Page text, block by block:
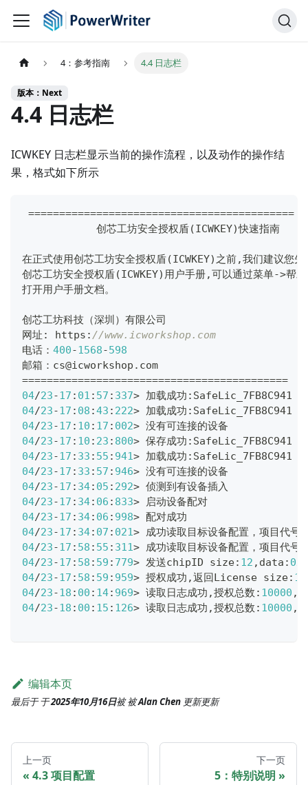
4：参考指南 4.4 日志栏
版本：Next
4.4 日志栏
ICWKEY 日志栏显示当前的操作流程，以及动作的操作结
果，格式如下所示
===========================================
            创芯工坊安全授权盾
(ICWKEY)快速指南
在正式使用创芯工坊安全授权盾(ICWKEY) 之前,我们建议您先
创芯工坊安全授权盾(ICWKEY) 用户手册,可以通过菜单->帮助
打开用户手册文档。
创芯工坊科技（深圳）有限公司
网址 : https : //www.icworkshop.com
电话： 400-1568-598
邮箱：cs@icworkshop .
===========================================
04/23-17 : 01 : 57 : 337> 加载成功 : SafeLic_7FB8C941
04/23-17 : 08 :43 : 222> 加载成功 : SafeLic_7FB8C941
04/23-17 : 10 : 17 : 002> 没有可连接的设备
04/23-17 : 10 : 23 : 800> 保存成功 : SafeLic_7FB8C941
04/23-17 : 33 : 55 : 941> 加载成功 : SafeLic_7FB8C941
04/23-17 : 33 : 57 : 946> 没有可连接的设备
04/23-17 : 34: 05 : 292> 侦测到有设备插入
04/23-17 : 34: 06 : 833> 启动设备配对
04/23-17 : 34: 06 : 998> 配对成功
04/23-17 : 34: 07 : 021> 成功读取目标设备配置，项目代号
04/23-17 : 58 : 55 : 311> 成功读取目标设备配置，项目代号
04/23-17 : 58 : 59 : 779> 发送chipID size: 12 , data :
04/23-17 : 58 : 59 : 959> 授权成功 ,返回License size: 12
04/23-18 : 00 : 14: 969> 读取日志成功 ,授权总数 : 10000 ,
04/23-18 : 00 : 15 : 126> 读取日志成功 ,授权总数 : 10000 ,
编辑本页
最后于于2025年10月16日被被Alan Chen 更新更新
上一页
4.3 项目配置
下一页
5：特别说明